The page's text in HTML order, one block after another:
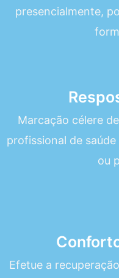
presencialmente,
Marcação célere
profissional de
ou
Efetue a